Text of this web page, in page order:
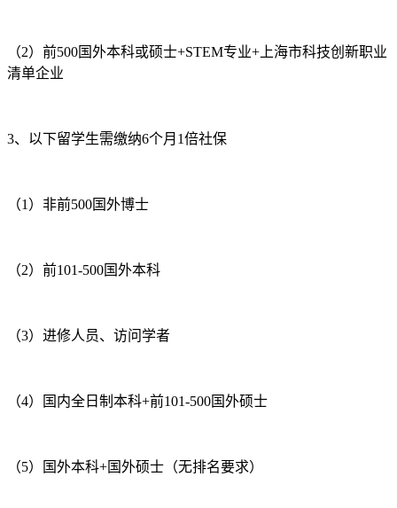
（2）前500国外本科或硕士+STEM专业+上海市科技创新职业
清单企业
3、以下留学生需缴纳6个月1倍社保
（1）非前500国外博士
（2）前101-500国外本科
（3）进修人员、访问学者
（4）国内全日制本科+前101-500国外硕士
（5）国外本科+国外硕士（无排名要求）